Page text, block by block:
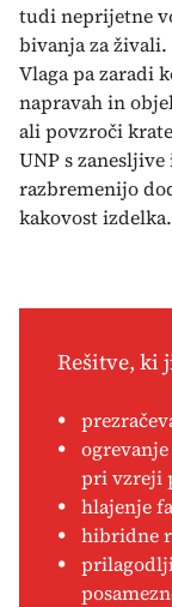
tudi neprijetne
bivanja za živali.
Vlaga pa zaradi
napravah in
ali povzroči
UNP s
razbremenijo
kakovost izdelka.
Rešitve, ki
pri vzreji
hlajenje
hibridne